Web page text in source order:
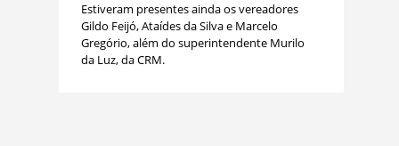
Estiveram presentes ainda os vereadores
Gildo Feijó, Ataídes da Silva e Marcelo
Gregório, além do superintendente Murilo
da Luz, da CRM.